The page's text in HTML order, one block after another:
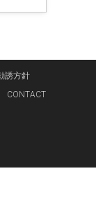
誘方針
CONTACT